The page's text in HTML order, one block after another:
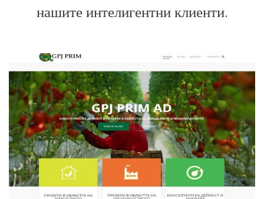
нашите интелигентни клиенти.